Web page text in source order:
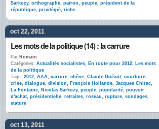
Sarkozy, orthographe, patron, peuple, président de la
république, privilégié, riche
oct 22, 2011
Les mots de la politique (14) : la carrure
Par Romain
Catégories: Actualités socialistes, En route pour 2012, Les mots
de la politique
Tags: 2012, AAA, carrure, chêne, Claude Guéant, courbure,
crise, dialogue, division, François Hollande, Jacques Chirac,
La Fontaine, Nicolas Sarkozy, peuple, popularité, pouvoir
d'achat, présidentielle, retraites, roseau, rupture, sondages,
stature
oct 13, 2011